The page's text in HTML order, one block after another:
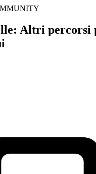
Altri percorsi